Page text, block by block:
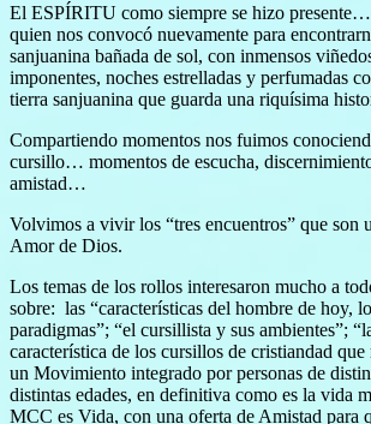
El ESPÍRITU como siempre se hizo
quien nos convocó nuevamente para
sanjuanina bañada de sol, con inmensos
imponentes, noches estrelladas y perfumadas
tierra sanjuanina que guarda una riquísima
Compartiendo momentos nos fuimos
cursillo… momentos de escucha,
amistad…
Volvimos a vivir los “tres encuentros” que son
Amor de Dios.
Los temas de los rollos interesaron mucho a
sobre: las “características del hombre de hoy,
paradigmas”; “el cursillista y sus ambientes”;
característica de los cursillos de cristiandad que
un Movimiento integrado por personas de
distintas edades, en definitiva como es la vida
MCC es Vida, con una oferta de Amistad para